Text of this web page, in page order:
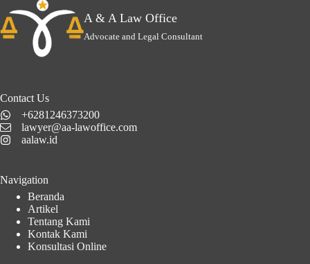
A & A Law Office
Advocate and Legal Consultant
Contact Us
+6281246373200
lawyer@aa-lawoffice.com
aalaw.id
Navigation
Beranda
Artikel
Tentang Kami
Kontak Kami
Konsultasi Online